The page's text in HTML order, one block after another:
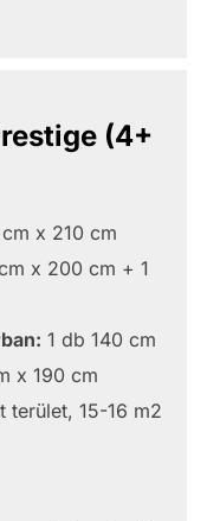
(4+
x 210 cm
x 200 cm + 1
1 db 140 cm
x 190 cm
terület, 15-16 m2